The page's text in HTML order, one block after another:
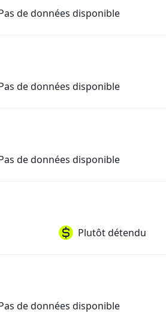
de données disponible
de données disponible
de données disponible
Plutôt détendu
de données disponible